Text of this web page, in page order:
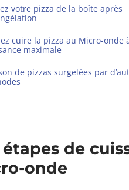
votre pizza de la boîte après
cuire la pizza au Micro-onde
maximale
de pizzas surgelées par
étapes de
onde